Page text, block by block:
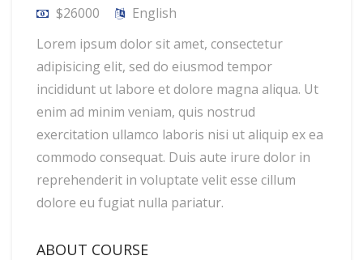
$26000
English
Lorem ipsum dolor sit amet, consectetur
adipisicing elit, sed do eiusmod tempor
incididunt ut labore et dolore magna aliqua. Ut
enim ad minim veniam, quis nostrud
exercitation ullamco laboris nisi ut aliquip ex ea
commodo consequat. Duis aute irure dolor in
reprehenderit in voluptate velit esse cillum
dolore eu fugiat nulla pariatur.
ABOUT COURSE